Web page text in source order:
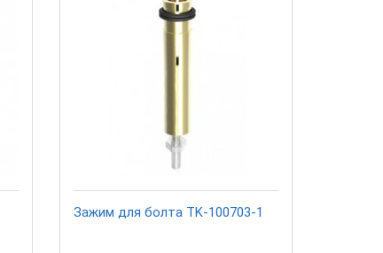
Зажим для болта TK-100703-1